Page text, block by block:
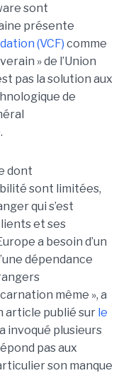
sont
présente
(VCF) comme
» de l’Union
pas la solution aux
de
.
dont
sont limitées,
qui s’est
et ses
a besoin d’un
dépendance
même », a
article publié sur le
invoqué plusieurs
pas aux
son manque